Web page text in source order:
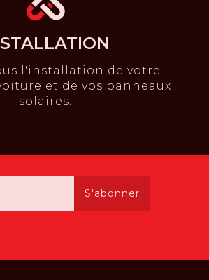
l'installation de votre
et de vos panneaux
solaires.
S'abonner